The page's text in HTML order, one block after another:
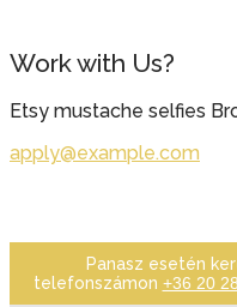
Work with Us?
Etsy mustache selfies
apply@example.com
Panasz esetén
telefonszámon +36 20